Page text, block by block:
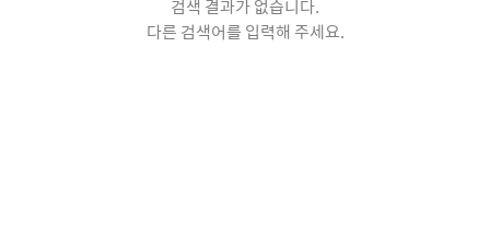
검색 결과가 없습니다.
다른 검색어를 입력해 주세요.